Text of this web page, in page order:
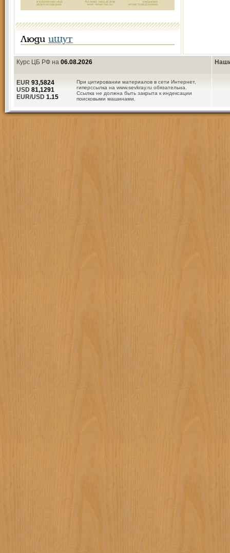
Люди ищут
Курс ЦБ РФ на 06.08.2026
При цитировании материалов в сети Интернет,
гиперссылка на www.sevkray.ru обязательна.
Ссылка не должна быть закрыта к индексации
поисковыми машинами.
EUR 93,5824
USD 81,1291
EUR/USD 1.15